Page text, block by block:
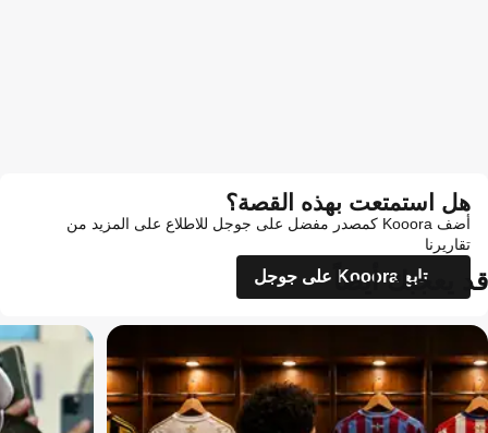
هل استمتعت بهذه القصة؟
أضف Kooora كمصدر مفضل على جوجل للاطلاع على المزيد من
تقاريرنا
تابع Kooora على جوجل
قد يعجبك أيضاً